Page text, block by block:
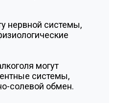
нервной системы,
могут
системы,
солевой обмен.